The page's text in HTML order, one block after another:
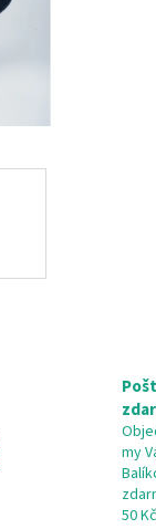
my
50